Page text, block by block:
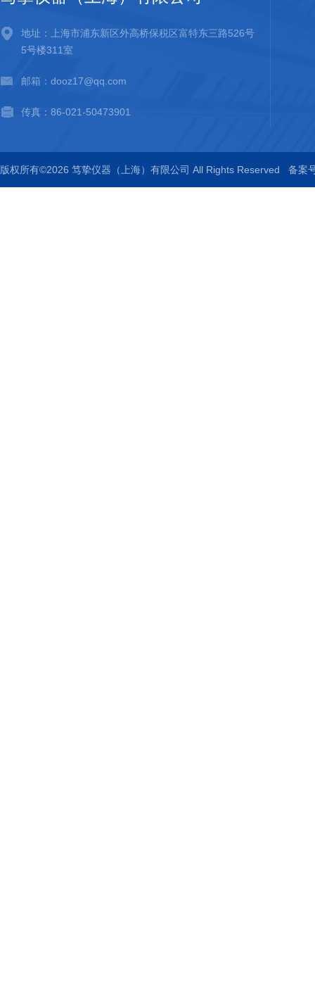
地址：上海市浦东新区外高桥保税区富特东三路526号
5号楼311室
邮箱：dooz17@qq.com
传真：86-021-50473901
版权所有©2026 笃挚仪器（上海）有限公司 All Rights Reserved 备案